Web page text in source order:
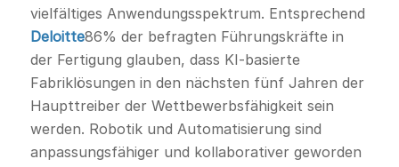
vielfältiges Anwendungsspektrum. Entsprechend
Deloitte86% der befragten Führungskräfte in
der Fertigung glauben, dass KI-basierte
Fabriklösungen in den nächsten fünf Jahren der
Haupttreiber der Wettbewerbsfähigkeit sein
werden. Robotik und Automatisierung sind
anpassungsfähiger und kollaborativer geworden